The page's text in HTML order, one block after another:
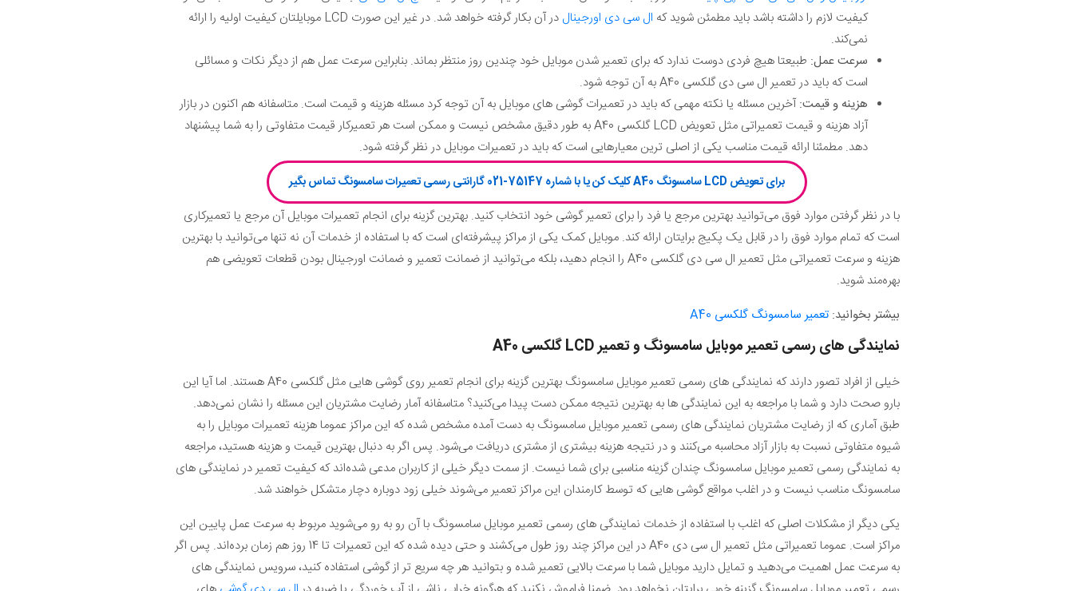
کیفیت لازم را داشته باشد باید مطمئن شوید که ال سی دی اورجینال
در آن بکار گرفته خواهد شد. در غیر این صورت LCD موبایلتان کیفیت اولیه را ارائه
نمی‌کند.
سرعت عمل: طبیعتا هیچ فردی دوست ندارد که برای تعمیر شدن موبایل خود چندین روز منتظر بماند. بنابراین سرعت عمل هم از دیگر نکات و مسائلی
است که باید در تعمیر ال سی دی گلکسی A40 به آن توجه شود.
هزینه و قیمت:آخرین مسئله یا نکته مهمی که باید در تعمیرات گوشی های موبایل به آن توجه کرد مسئله هزینه و قیمت است. متاسفانه هم اکنون در بازار
آزاد هزینه و قیمت تعمیراتی مثل تعویض LCD گلکسی A40 به طور دقیق مشخص نیست و ممکن است هر تعمیرکار قیمت متفاوتی را به شما پیشنهاد
دهد. مطمئنا ارائه قیمت مناسب یکی از اصلی ترین معیارهایی است که باید در تعمیرات موبایل در نظر گرفته شود.
برای تعویض LCD سامسونگ A40 کلیک کن یا با شماره 75147-021 گارانتی رسمی تعمیرات سامسونگ تماس بگیر
با در نظر گرفتن موارد فوق می‌توانید بهترین مرجع یا فرد را برای تعمیر گوشی خود انتخاب کنید. بهترین گزینه برای انجام تعمیرات موبایل آن مرجع یا تعمیرکاری
است که تمام موارد فوق را در قابل یک پکیج برایتان ارائه کند. موبایل کمک یکی از مراکز پیشرفته‌ای است که با استفاده از خدمات آن نه تنها می‌توانید با بهترین
هزینه و سرعت تعمیراتی مثل تعمیر ال سی دی گلکسی A40 را انجام دهید، بلکه می‌توانید از ضمانت تعمیر و ضمانت اورجینال بودن قطعات تعویضی هم
بهره‌مند شوید.
بیشتر بخوانید: تعمیر سامسونگ گلکسی A40
نمایندگی های رسمی تعمیر موبایل سامسونگ و تعمیرLCDگلکسی A40
خیلی از افراد تصور دارند که نمایندگی های رسمی تعمیر موبایل سامسونگ بهترین گزینه برای انجام تعمیر روی گوشی هایی مثل گلکسی A40 هستند. اما آیا این
بارو صحت دارد و شما با مراجعه به این نمایندگی ها به بهترین نتیجه ممکن دست پیدا می‌کنید؟ متاسفانه آمار رضایت مشتریان این مسئله را نشان نمی‌دهد.
طبق آماری که از رضایت مشتریان نمایندگی های رسمی تعمیر موبایل سامسونگ به دست آمده مشخص شده که این مراکز عموما هزینه تعمیرات موبایل را به
شیوه متفاوتی نسبت به بازار آزاد محاسبه می‌کنند و در نتیجه هزینه بیشتری از مشتری دریافت می‌شود. پس اگر به دنبال بهترین قیمت و هزینه هستید، مراجعه
به نمایندگی رسمی تعمیر موبایل سامسونگ چندان گزینه مناسبی برای شما نیست. از سمت دیگر خیلی از کاربران مدعی شده‌اند که کیفیت تعمیر در نمایندگی های
سامسونگ مناسب نیست و در اغلب مواقع گوشی هایی که توسط کارمندان این مراکز تعمیر می‌شوند خیلی زود دوباره دچار متشکل خواهند شد.
یکی دیگر از مشکلات اصلی که اغلب با استفاده از خدمات نمایندگی های رسمی تعمیر موبایل سامسونگ با آن رو به رو می‌شوید مربوط به سرعت عمل پایین این
مراکز است. عموما تعمیراتی مثل تعمیر ال سی دی A40 در این مراکز چند روز طول می‌کشند و حتی دیده شده که این تعمیرات تا 14 روز هم زمان برده‌اند. پس اگر
به سرعت عمل اهمیت می‌دهید و تمایل دارید موبایل شما با سرعت بالایی تعمیر شده و بتوانید هر چه سریع تر از گوشی استفاده کنید، سرویس نمایندگی های